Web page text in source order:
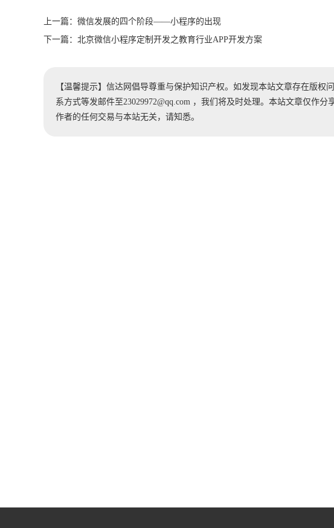
上一篇： 微信发展的四个阶段——小程序的出现
下一篇： 北京微信小程序定制开发之教育行业APP开发方案
【温馨提示】信达网倡导尊重与保护知识产权。如发现本站文章存在版
系方式等发邮件至23029972@qq.com ，我们将及时处理。本站文章仅作
作者的任何交易与本站无关，请知悉。